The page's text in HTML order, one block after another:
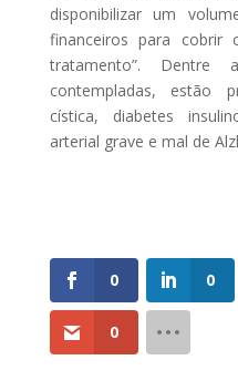
disponibilizar um
financeiros para cobrir
tratamento”. Dentre
contempladas, estão
cística, diabetes
arterial grave e mal de
0 0
0